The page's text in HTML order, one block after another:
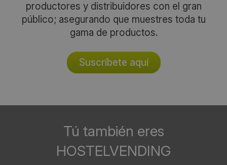
productores y distribuidores con el gran
público; asegurando que muestres toda tu
gama de productos.
Suscríbete aquí
Tú también eres
HOSTELVENDING